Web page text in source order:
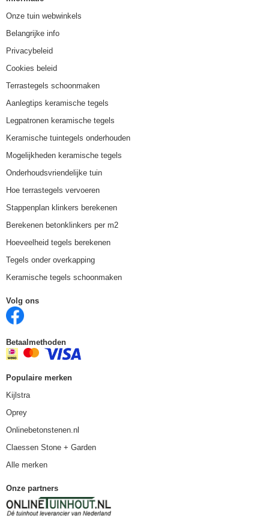
Onze tuin webwinkels
Belangrijke info
Privacybeleid
Cookies beleid
Terrastegels schoonmaken
Aanlegtips keramische tegels
Legpatronen keramische tegels
Keramische tuintegels onderhouden
Mogelijkheden keramische tegels
Onderhoudsvriendelijke tuin
Hoe terrastegels vervoeren
Stappenplan klinkers berekenen
Berekenen betonklinkers per m2
Hoeveelheid tegels berekenen
Tegels onder overkapping
Keramische tegels schoonmaken
Volg ons
Betaalmethoden
Populaire merken
Kijlstra
Oprey
Onlinebetonstenen.nl
Claessen Stone + Garden
Alle merken
Onze partners